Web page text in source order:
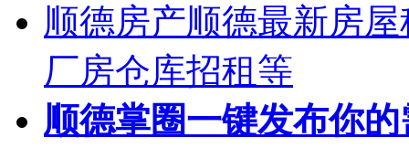
顺德房产顺德最新房
厂房仓库招租等
顺德掌圈一键发布你